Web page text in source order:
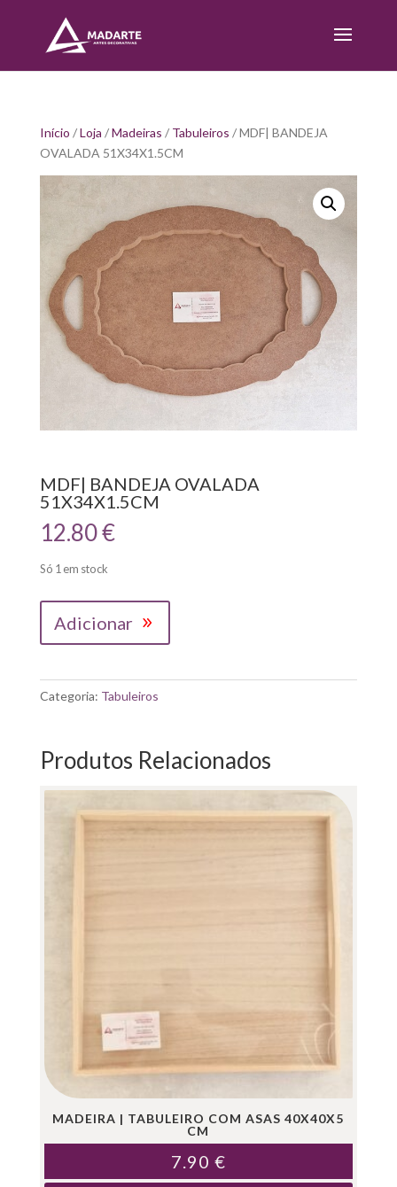
Início /Loja /Madeiras / Tabuleiros / MDF| BANDEJA
OVALADA 51X34X1.5CM
MDF| BANDEJA OVALADA
51X34X1.5CM
12.80€
Só 1 em stock
OVALADA
Adicionar
Categoria: Tabuleiros
Produtos Relacionados
MADEIRA | TABULEIRO COM ASAS 40X40X5
CM
7.90 €